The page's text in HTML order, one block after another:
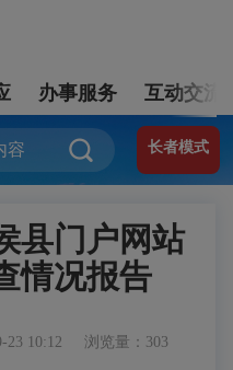
办事服务 互动交流
长者模式
县门户网站
情况报告
23 10:12 浏览量：303